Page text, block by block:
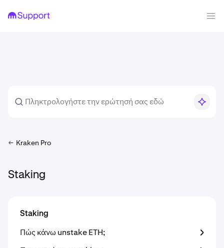
Kraken Pro
Staking
Staking
Πώς κάνω unstake ETH;